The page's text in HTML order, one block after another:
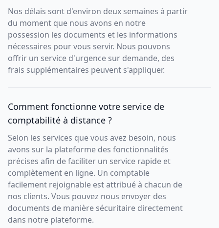
Nos délais sont d'environ deux semaines à partir
du moment que nous avons en notre
possession les documents et les informations
nécessaires pour vous servir. Nous pouvons
offrir un service d'urgence sur demande, des
frais supplémentaires peuvent s'appliquer.
Comment fonctionne votre service de
comptabilité à distance ?
Selon les services que vous avez besoin, nous
avons sur la plateforme des fonctionnalités
précises afin de faciliter un service rapide et
complètement en ligne. Un comptable
facilement rejoignable est attribué à chacun de
nos clients. Vous pouvez nous envoyer des
documents de manière sécuritaire directement
dans notre plateforme.